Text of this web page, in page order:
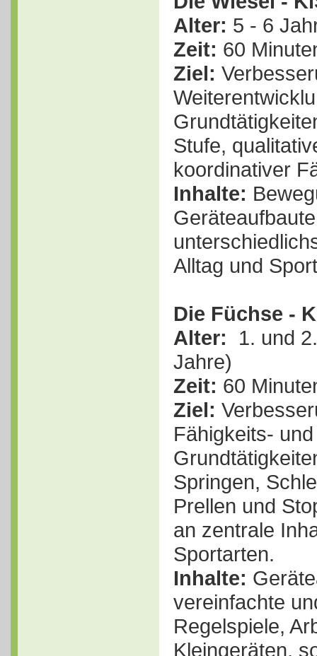
Alter: 5 - 6
Zeit: 60
Ziel:
Stufe,
koordinativer
Inhalte:
Alltag und
Die Füchse -
Alter: 1. und
Jahre)
Zeit: 60
Ziel:
Fähigkeits-
Springen,
Prellen und
an zentrale
Sportarten.
Inhalte:
vereinfachte
Regelspiele,
Kleingeräten,